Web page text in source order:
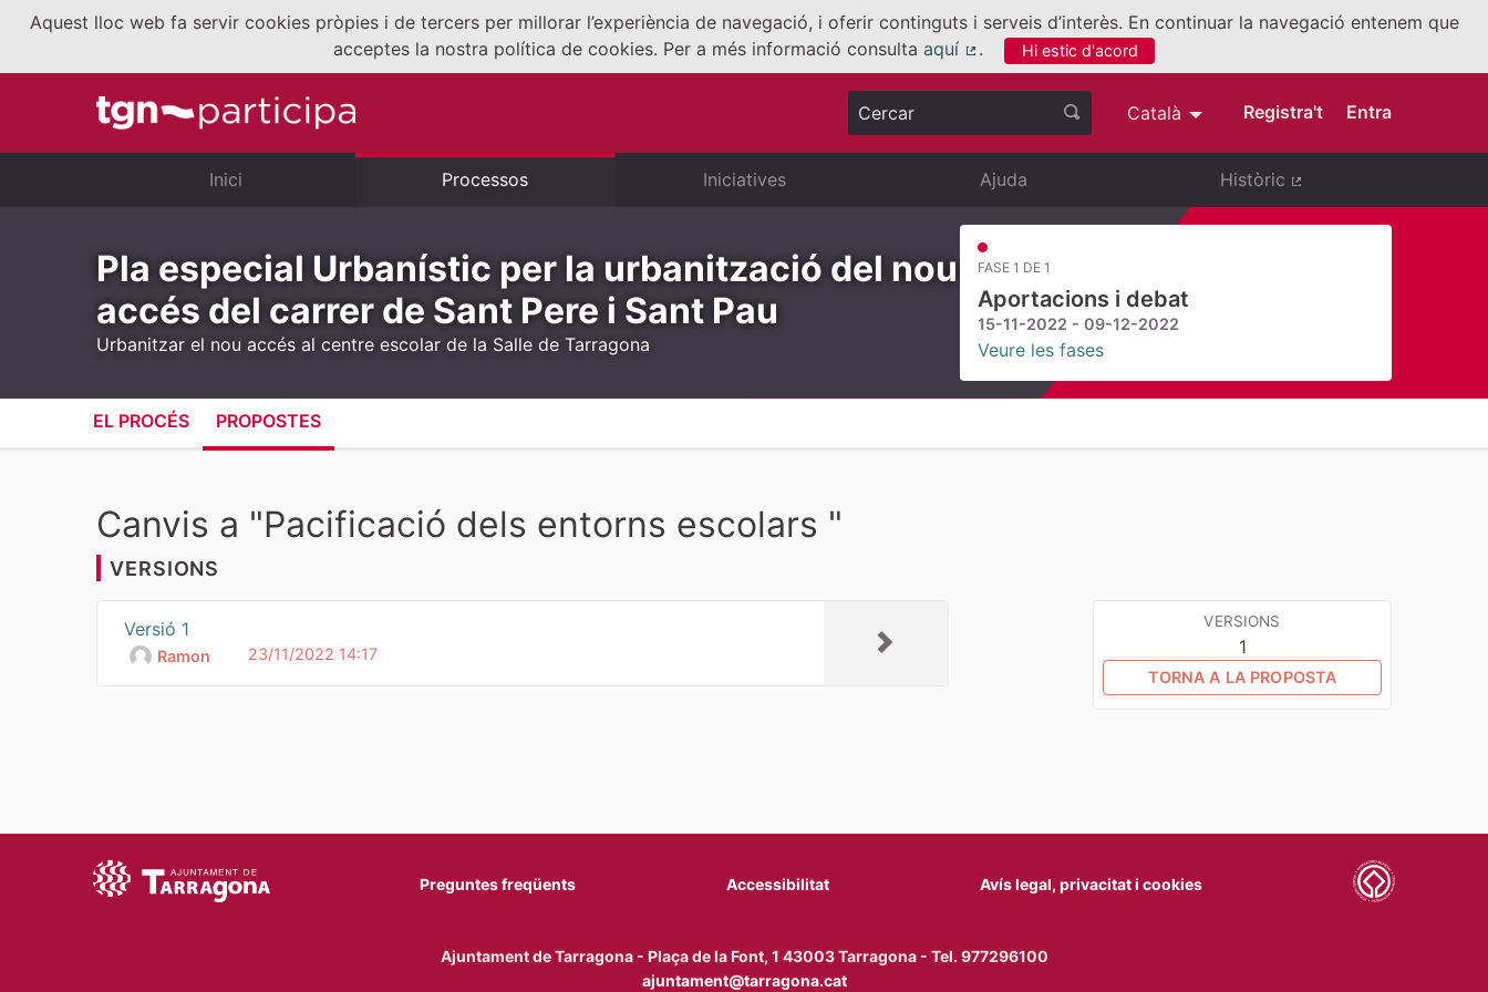
Aquest lloc web fa servir cookies pròpies i de tercers per millorar l’experiència de navegació, i oferir continguts i serveis d’interès. En continuar la navegació entenem que
acceptes la nostra política de cookies. Per a més informació consultaaquí
(Enllaç extern)
. Hi estic d'acord
Cercar Català Triar la llengua Elegir el idioma
Registra't Entra
Inici Processos Iniciatives Ajuda
Històric
Pla especial Urbanístic per la urbanització del nou
accés del carrer de Sant Pere i Sant Pau
Urbanitzar el nou accés al centre escolar de la Salle de Tarragona
FASE 1 DE 1
Aportacions i debat
15-11-2022 - 09-12-2022
Veure les fases
EL PROCÉS PROPOSTES
Canvis a "Pacificació dels entorns escolars "
VERSIONS
Versió 1
Ramon 23/11/2022 14:17
VERSIONS
1
TORNA A LA PROPOSTA
Preguntes freqüents Accessibilitat Avís legal, privacitat i cookies
Ajuntament de Tarragona - Plaça de la Font, 1 43003 Tarragona - Tel. 977296100
ajuntament@tarragona.cat